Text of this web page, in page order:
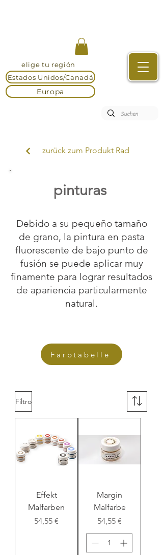
elige tu región
Estados Unidos/Canadá
Europa
zurück zum Produkt Rad
pinturas
Debido a su pequeño tamaño
de grano, la pintura en pasta
fluorescente de bajo punto de
fusión se puede aplicar muy
finamente para lograr resultados
de apariencia particularmente
natural.
Farbtabelle
Filtro
Effekt
Malfarben
Precio
54,55 €
Margin
Malfarbe
Precio
54,55 €